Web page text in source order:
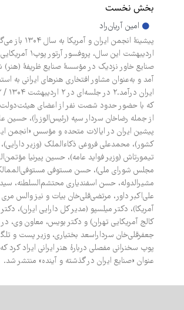
بخش نخست
امین آریان‌راد
پیشینۀ انجمن ایران و
اردیبهشت این سال،
صنایع خاور نزدیک در مؤسسۀ صنایع ظریفۀ (هنر)
آمد و به‌عنوان مشاور افتخاری هنرهای ایرانی به
که با حضور حدود شصت نفر از اعضای
از جمله رضاخان سردار سپه (رئیس‌الوزرا)، حسین
پیشین ایران در ایالات متحده و مؤسس «انجمن
کشور)، محمدعلی فروغی ذکاءالملک (وزیر
تیمورتاش (وزیر فواید عامه)، حسین پیرنیا
مجلس شورای ملی)، حسن مستوفی
مشیرالدوله، حسن اسفندیاری محتشم‌السلطنه،
علی‌اکبر داور، مرتضی‌قلی‌خان بیات و نیز والس
آمریکا)، دکتر میلسپو (مدیر کل دارایی ایران)،
کالج آمریکایی تهران) و دکتر بویس، معاون وی، در
جعفرقلی‌خان سرداراسعد بختیاری، وزیر پست و
پوپ سخنرانی مفصلی دربارۀ هنر ایرانی ایراد کرد
عنوان «صنایع ایران در گذشته و آینده» منتشر شد.